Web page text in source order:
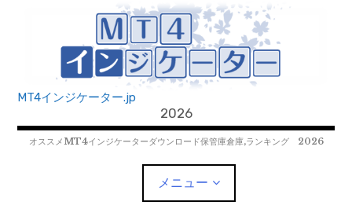
MT4インジケーター.jp
2026
オススメMT4インジケーターダウンロード保管庫倉庫,ランキング 2026
メニュー